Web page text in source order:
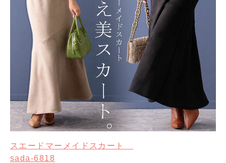
スエードマーメイドスカート
sada-6818